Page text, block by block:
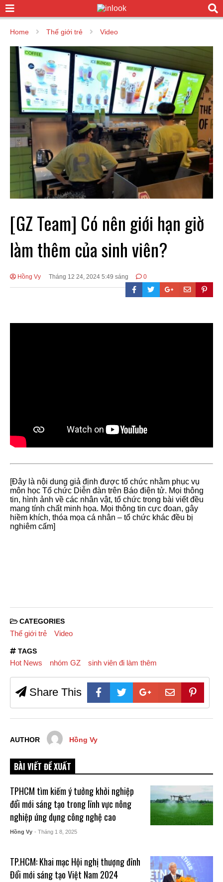
Home Thế giới trẻ Video
[GZ Team] Có nên giới hạn giờ
làm thêm của sinh viên?
Hồng Vy Tháng 12 24, 2024 5:49 sáng 0
[Đây là nội dung giả định được tổ chức nhằm phục vụ
môn học Tổ chức Diễn đàn trên Báo điện tử. Mọi thông
tin, hình ảnh về các nhân vật, tổ chức trong bài viết đều
mang tính chất minh họa. Mọi thông tin cực đoan, gây
hiềm khích, thóa mọa cá nhân – tổ chức khác đều bị
nghiêm cấm]
CATEGORIES
Thế giới trẻ Video
TAGS
Hot News nhóm GZ sinh viên đi làm thêm
Share This
AUTHOR Hồng Vy
BÀI VIẾT ĐỀ XUẤT
TPHCM tìm kiếm ý tưởng khởi nghiệp
đổi mới sáng tạo trong lĩnh vực nông
nghiệp ứng dụng công nghệ cao
Hồng Vy - Tháng 1 8, 2025
TP.HCM: Khai mạc Hội nghị thượng đỉnh
Đổi mới sáng tạo Việt Nam 2024